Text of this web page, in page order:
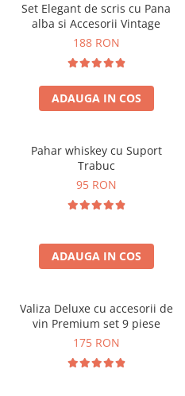
Set Elegant de scris cu Pana
alba si Accesorii Vintage
188 RON
ADAUGA IN COS
Pahar whiskey cu Suport
Trabuc
95 RON
ADAUGA IN COS
Valiza Deluxe cu accesorii de
vin Premium set 9 piese
175 RON